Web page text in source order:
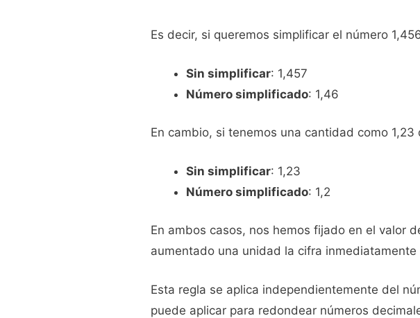
Es decir, si queremos simplificar el número
Sin simplificar: 1,457
Número simplificado: 1,46
En cambio, si tenemos una cantidad como
Sin simplificar: 1,23
Número simplificado: 1,2
En ambos casos, nos hemos fijado en el valor
aumentado una unidad la cifra inmediatamente
Esta regla se aplica independientemente del
puede aplicar para redondear números